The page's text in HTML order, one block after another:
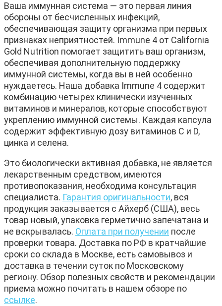
Ваша иммунная система — это первая линия
обороны от бесчисленных инфекций,
обеспечивающая защиту организма при первых
признаках неприятностей. Immune 4 от California
Gold Nutrition помогает защитить ваш организм,
обеспечивая дополнительную поддержку
иммунной системы, когда вы в ней особенно
нуждаетесь. Наша добавка Immune 4 содержит
комбинацию четырех клинически изученных
витаминов и минералов, которые способствуют
укреплению иммунной системы. Каждая капсула
содержит эффективную дозу витаминов C и D,
цинка и селена.
Это биологически активная добавка, не является
лекарственным средством, имеются
противопоказания, необходима консультация
специалиста. Гарантия оригинальности, вся
продукция заказывается с Айхерб (США), весь
товар новый, упаковка герметично запечатана и
не вскрывалась. Оплата при получении после
проверки товара. Доставка по РФ в кратчайшие
сроки со склада в Москве, есть самовывоз и
доставка в течении суток по Московскому
региону. Обзор полезных свойств и рекомендации
приема можно почитать в нашем обзоре по
ссылке.